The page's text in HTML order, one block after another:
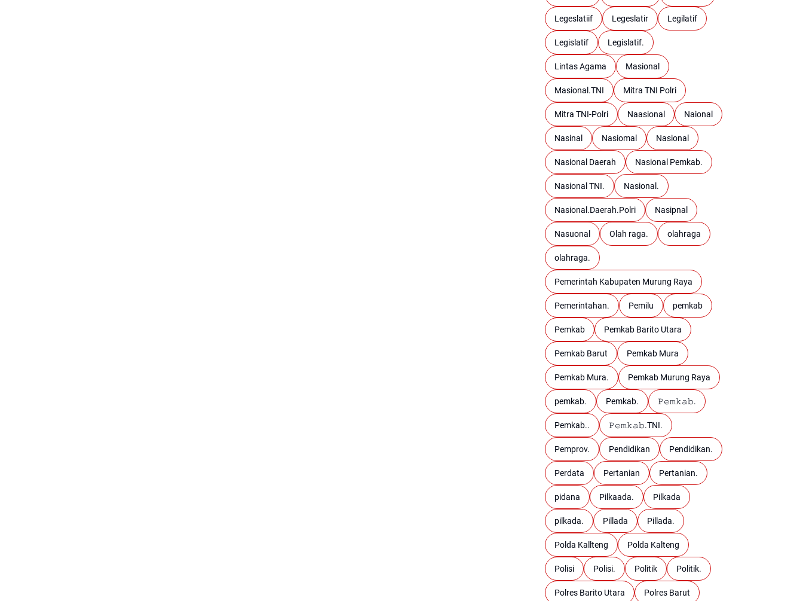
Legeslatiif Legeslatir Legilatif
Legislatif Legislatif.
Lintas Agama Masional
Masional.TNI Mitra TNI Polri
Mitra TNI-Polri Naasional Naional
Nasinal Nasiomal Nasional
Nasional Daerah Nasional Pemkab.
Nasional TNI. Nasional.
Nasional.Daerah.Polri Nasipnal
Nasuonal Olah raga. olahraga
olahraga.
Pemerintah Kabupaten Murung Raya
Pemerintahan. Pemilu pemkab
Pemkab Pemkab Barito Utara
Pemkab Barut Pemkab Mura
Pemkab Mura. Pemkab Murung Raya
pemkab. Pemkab. 𝙿𝚎𝚖𝚔𝚊𝚋.
Pemkab.. 𝙿𝚎𝚖𝚔𝚊𝚋.TNI.
Pemprov. Pendidikan Pendidikan.
Perdata Pertanian Pertanian.
pidana Pilkaada. Pilkada
pilkada. Pillada Pillada.
Polda Kallteng Polda Kalteng
Polisi Polisi. Politik Politik.
Polres Barito Utara Polres Barut